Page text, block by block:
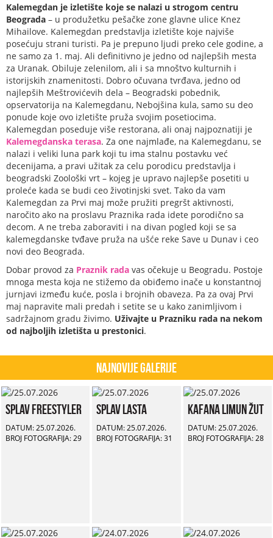
Kalemegdan je izletište koje se nalazi u strogom centru
Beograda – u produžetku pešačke zone glavne ulice Knez
Mihailove. Kalemegdan predstavlja izletište koje najviše
posećuju strani turisti. Pa je prepuno ljudi preko cele godine, a
ne samo za 1. maj. Ali definitivno je jedno od najlepših mesta
za Uranak. Obiluje zelenilom, ali i sa mnoštvo kulturnih i
istorijskih znamenitosti. Dobro očuvana tvrđava, jedno od
najlepših Meštrovićevih dela – Beogradski pobednik,
opservatorija na Kalemegdanu, Nebojšina kula, samo su deo
ponude koje ovo izletište pruža svojim posetiocima.
Kalemegdan poseduje više restorana, ali onaj najpoznatiji je
Kalemegdanska terasa. Za one najmlađe, na Kalemegdanu, se
nalazi i veliki luna park koji tu ima stalnu postavku već
decenijama, a pravi užitak za celu porodicu predstavlja i
beogradski Zoološki vrt – kojeg je upravo najlepše posetiti u
proleće kada se budi ceo životinjski svet. Tako da vam
Kalemegdan za Prvi maj može pružiti pregršt aktivnosti,
naročito ako na proslavu Praznika rada idete porodično sa
decom. A ne treba zaboraviti i na divan pogled koji se sa
kalemegdanske tvđave pruža na ušće reke Save u Dunav i ceo
novi deo Beograda.
Dobar provod za Praznik rada vas očekuje u Beogradu. Postoje
mnoga mesta koja ne stižemo da obiđemo inače u konstantnoj
jurnjavi između kuće, posla i brojnih obaveza. Pa za ovaj Prvi
maj napravite mali predah i setite se u kako zanimljivom i
sadržajnom gradu živimo. Uživajte u Prazniku rada na nekom
od najboljih izletišta u prestonici.
Najnovije Galerije
Splav Freestyler
DATUM: 25.07.2026.
BROJ FOTOGRAFIJA: 29
Splav Lasta
DATUM: 25.07.2026.
BROJ FOTOGRAFIJA: 31
Kafana Limun Žut
DATUM: 25.07.2026.
BROJ FOTOGRAFIJA: 28